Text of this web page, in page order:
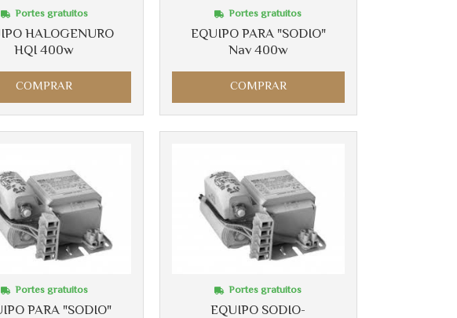
HALOGENURO
HQI 400w
Portes gratuitos
COMPRAR
EQUIPO PARA "SODIO"
Nav 400w
Portes gratuitos
COMPRAR
PARA "SODIO"
Portes gratuitos
EQUIPO SODIO-
Portes gratuitos